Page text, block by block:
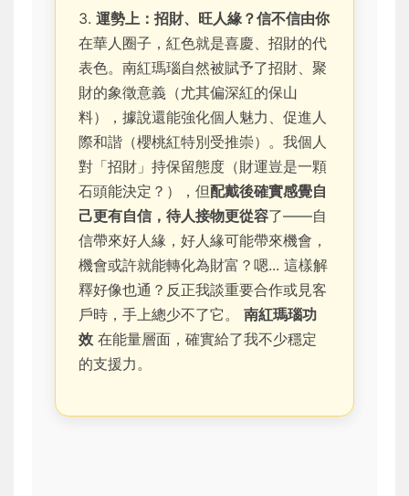
3. 運勢上：招財、旺人緣？信不信由你
在華人圈子，紅色就是喜慶、招財的代
表色。南紅瑪瑙自然被賦予了招財、聚
財的象徵意義（尤其偏深紅的保山
料），據說還能強化個人魅力、促進人
際和諧（櫻桃紅特別受推崇）。我個人
對「招財」持保留態度（財運豈是一顆
石頭能決定？），但配戴後確實感覺自
己更有自信，待人接物更從容了——自
信帶來好人緣，好人緣可能帶來機會，
機會或許就能轉化為財富？嗯... 這樣解
釋好像也通？反正我談重要合作或見客
戶時，手上總少不了它。 南紅瑪瑙功
效 在能量層面，確實給了我不少穩定
的支援力。